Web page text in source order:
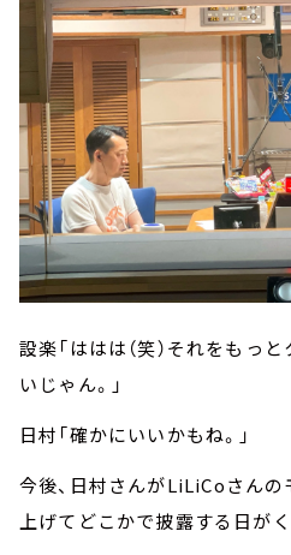
設楽「ははは（笑）それをもっ
いじゃん。」
日村「確かにいいかもね。」
今後、日村さんがLiLiCoさん
上げてどこかで披露する日が